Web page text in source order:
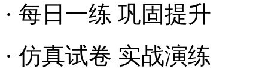
· 每日一练 巩固提升
· 仿真试卷 实战演练